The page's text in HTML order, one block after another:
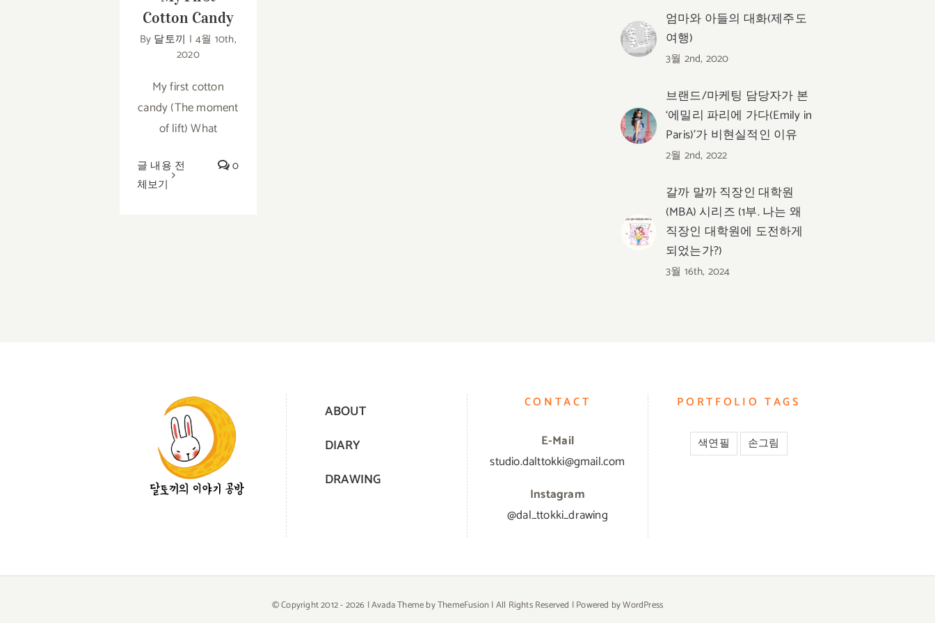
Cotton Candy
By 달토끼 | 4월 10th,
2020
My first cotton
candy (The moment
of lift) What
글 내용 전
체보기
0
엄마와 아들의 대화(제주도
여행)
3월 2nd, 2020
브랜드/마케팅 담당자가 본
‘에밀리 파리에 가다(Emily in
Paris)’가 비현실적인 이유
2월 2nd, 2022
갈까 말까 직장인 대학원
(MBA) 시리즈 (1부. 나는 왜
직장인 대학원에 도전하게
되었는가?)
3월 16th, 2024
ABOUT
DIARY
DRAWING
CONTACT
E-Mail
studio.dalttokki@gmail.com
Instagram
@dal_ttokki_drawing
PORTFOLIO TAGS
색연필 손그림
© Copyright 2012 -2026 | Avada Theme byThemeFusion | All Rights Reserved | Powered byWordPress